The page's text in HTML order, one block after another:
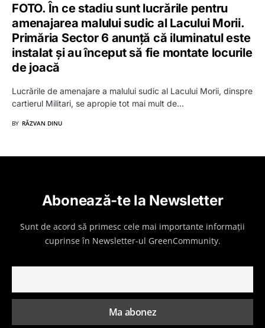
FOTO. În ce stadiu sunt lucrările pentru
amenajarea malului sudic al Lacului Morii.
Primăria Sector 6 anunță că iluminatul este
instalat și au început să fie montate locurile
de joacă
Lucrările de amenajare a malului sudic al Lacului Morii, dinspre
cartierul Militari, se apropie tot mai mult de…
BY RĂZVAN DINU
Abonează-te la Newsletter
Sunt de acord să primesc cele mai importante informații
cuprinse în Newsletter-ul GreenCommunity.